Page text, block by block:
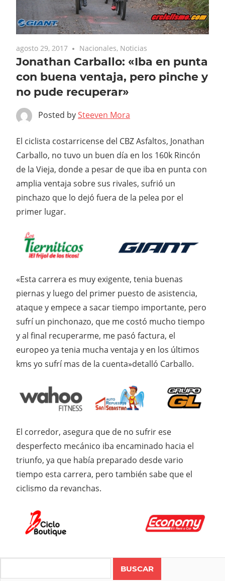
agosto 29, 2017 Nacionales, Noticias
Jonathan Carballo: «Iba en punta
con buena ventaja, pero pinche y
no pude recuperar»
Posted bySteeven Mora
El ciclista costarricense del CBZ Asfaltos, Jonathan
Carballo, no tuvo un buen día en los 160k Rincón
de la Vieja, donde a pesar de que iba en punta con
amplia ventaja sobre sus rivales, sufrió un
pinchazo que lo dejó fuera de la pelea por el
primer lugar.
«Esta carrera es muy exigente, tenia buenas
piernas y luego del primer puesto de asistencia,
ataque y empece a sacar tiempo importante, pero
sufrí un pinchonazo, que me costó mucho tiempo
y al final recuperarme, me pasó factura, el
europeo ya tenia mucha ventaja y en los últimos
kms yo sufrí mas de la cuenta»detalló Carballo.
El corredor, asegura que de no sufrir ese
desperfecto mecánico iba encaminado hacia el
triunfo, ya que había preparado desde vario
tiempo esta carrera, pero también sabe que el
ciclismo da revanchas.